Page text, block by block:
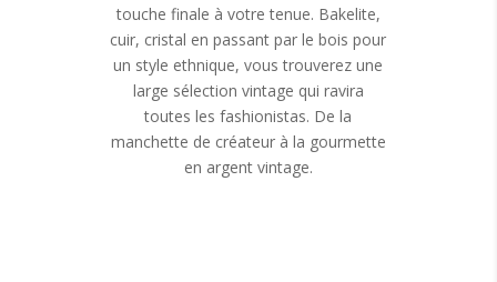
touche finale à votre tenue. Bakelite,
cuir, cristal en passant par le bois pour
un style ethnique, vous trouverez une
large sélection vintage qui ravira
toutes les fashionistas. De la
manchette de créateur à la gourmette
en argent vintage.